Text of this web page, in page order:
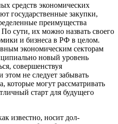
средств экономических
государственные закупки,
преимущества
сути, их можно назвать своего
и бизнеса в РФ в целом.
экономиче­ским секторам
новый уровень
совер­шенствуя
не следует забывать
которые могут рассматривать
старт для будущего
известно, носит дол­